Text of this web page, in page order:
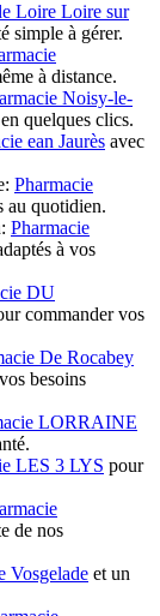
Loire Loire sur
simple à gérer.
à distance.
Noisy-le-
quelques clics.
ean Jaurès avec
Pharmacie
au quotidien.
Pharmacie
à vos
DU
commander vos
De Rocabey
besoins
LORRAINE
LES 3 LYS pour
de nos
Vosgelade et un